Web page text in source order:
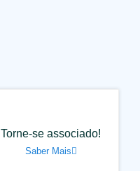
Torne-se associado!
Saber Mais